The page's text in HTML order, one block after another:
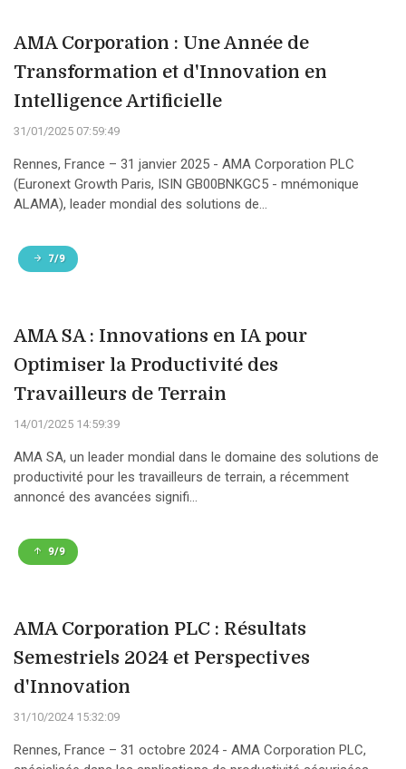
AMA Corporation : Une Année de
Transformation et d'Innovation en
Intelligence Artificielle
31/01/2025 07:59:49
Rennes, France – 31 janvier 2025 - AMA Corporation PLC
(Euronext Growth Paris, ISIN GB00BNKGC5 - mnémonique
ALAMA), leader mondial des solutions de...
7/9
AMA SA : Innovations en IA pour
Optimiser la Productivité des
Travailleurs de Terrain
14/01/2025 14:59:39
AMA SA, un leader mondial dans le domaine des solutions de
productivité pour les travailleurs de terrain, a récemment
annoncé des avancées signifi...
9/9
AMA Corporation PLC : Résultats
Semestriels 2024 et Perspectives
d'Innovation
31/10/2024 15:32:09
Rennes, France – 31 octobre 2024 - AMA Corporation PLC,